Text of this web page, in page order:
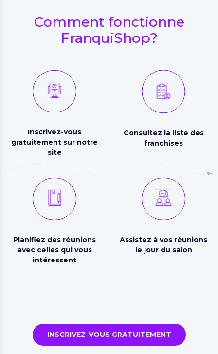
Comment fonctionne
FranquiShop?
Inscrivez-vous
gratuitement sur notre
site
Consultez la liste des
franchises
Planifiez des réunions
avec celles qui vous
intéressent
Assistez à vos réunions
le jour du salon
INSCRIVEZ-VOUS GRATUITEMENT